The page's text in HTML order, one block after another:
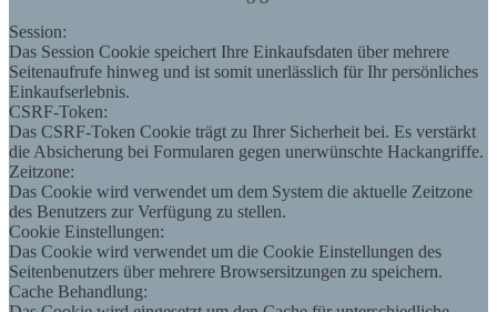
Session:
Das Session Cookie speichert Ihre Einkaufsdaten über mehrere
Seitenaufrufe hinweg und ist somit unerlässlich für Ihr persönliches
Einkaufserlebnis.
CSRF-Token:
Das CSRF-Token Cookie trägt zu Ihrer Sicherheit bei. Es verstärkt
die Absicherung bei Formularen gegen unerwünschte Hackangriffe.
Zeitzone:
Das Cookie wird verwendet um dem System die aktuelle Zeitzone
des Benutzers zur Verfügung zu stellen.
Cookie Einstellungen:
Das Cookie wird verwendet um die Cookie Einstellungen des
Seitenbenutzers über mehrere Browsersitzungen zu speichern.
Cache Behandlung: